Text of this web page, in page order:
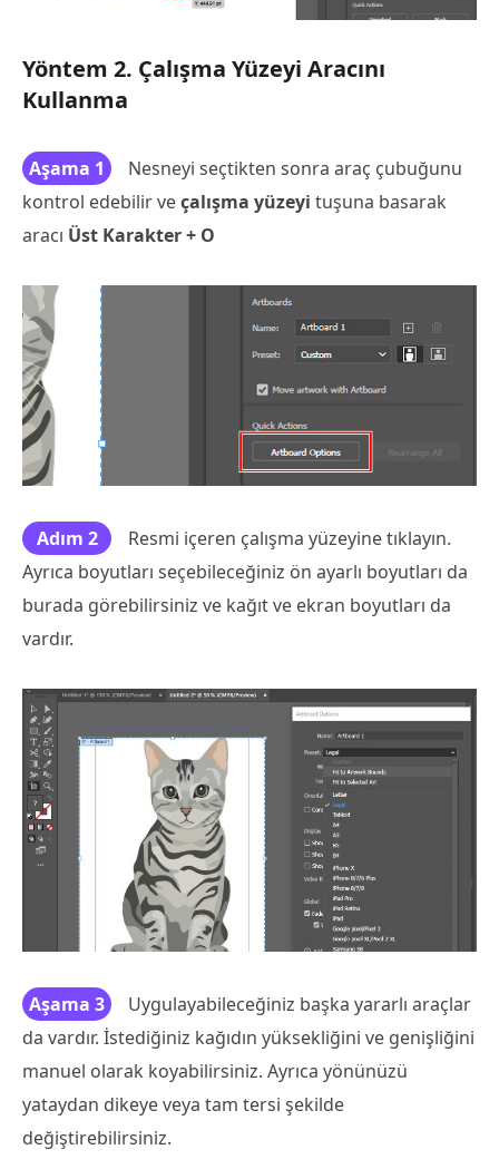
Yöntem 2. Çalışma Yüzeyi Aracını
Kullanma
Aşama 1
Nesneyi seçtikten sonra araç çubuğunu
kontrol edebilir veçalışma yüzeyi tuşuna basarak
aracı Üst Karakter + O
Adım 2
Resmi içeren çalışma yüzeyine tıklayın.
Ayrıca boyutları seçebileceğiniz ön ayarlı boyutları da
burada görebilirsiniz ve kağıt ve ekran boyutları da
vardır.
Aşama 3
Uygulayabileceğiniz başka yararlı araçlar
da vardır. İstediğiniz kağıdın yüksekliğini ve genişliğini
manuel olarak koyabilirsiniz. Ayrıca yönünüzü
yataydan dikeye veya tam tersi şekilde
değiştirebilirsiniz.